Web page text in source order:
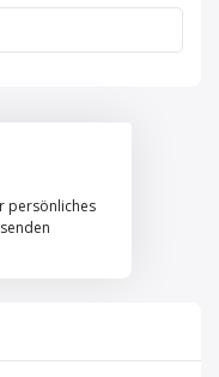
persönliches